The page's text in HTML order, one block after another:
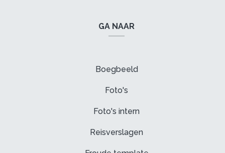
GA NAAR
Boegbeeld
Foto's
Foto's intern
Reisverslagen